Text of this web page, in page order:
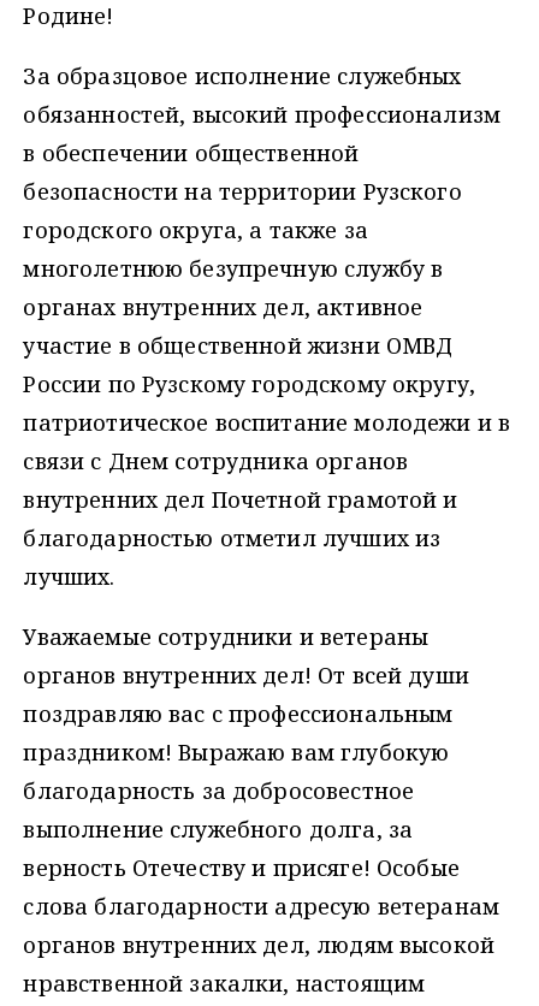
Родине!
За образцовое исполнение служебных
обязанностей, высокий профессионализм
в обеспечении общественной
безопасности на территории Рузского
городского округа, а также за
многолетнюю безупречную службу в
органах внутренних дел, активное
участие в общественной жизни ОМВД
России по Рузскому городскому округу,
патриотическое воспитание молодежи и в
связи с Днем сотрудника органов
внутренних дел Почетной грамотой и
благодарностью отметил лучших из
лучших.
Уважаемые сотрудники и ветераны
органов внутренних дел! От всей души
поздравляю вас с профессиональным
праздником! Выражаю вам глубокую
благодарность за добросовестное
выполнение служебного долга, за
верность Отечеству и присяге! Особые
слова благодарности адресую ветеранам
органов внутренних дел, людям высокой
нравственной закалки, настоящим